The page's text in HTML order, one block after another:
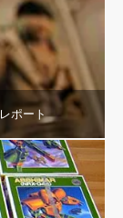
ポート